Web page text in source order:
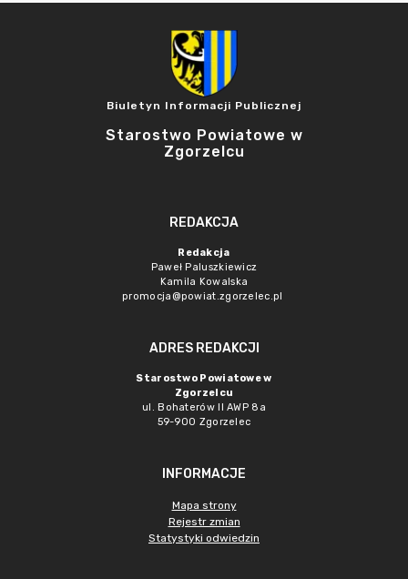
Biuletyn Informacji Publicznej
Starostwo Powiatowe w
Zgorzelcu
REDAKCJA
Redakcja
Paweł Paluszkiewicz
Kamila Kowalska
promocja@powiat.zgorzelec.pl
ADRES REDAKCJI
Starostwo Powiatowe w
Zgorzelcu
ul. Bohaterów II AWP 8a
59-900 Zgorzelec
INFORMACJE
Mapa strony
Rejestr zmian
Statystyki odwiedzin